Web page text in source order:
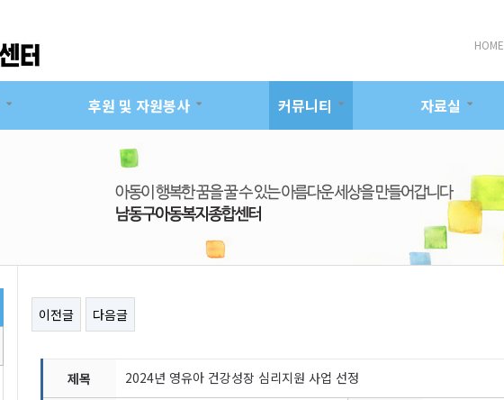
HOME
후원 및 자원봉사 커뮤니티 자료실
이전글 다음글
제목 2024년 영유아 건강성장 심리지원 사업 선정